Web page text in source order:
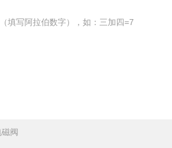
填写阿拉伯数字），如：三加四=7
阀